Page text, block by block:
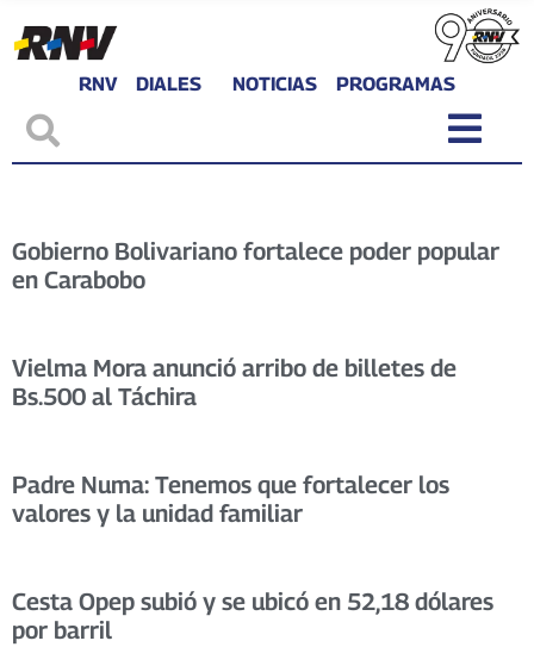
RNV DIALES NOTICIAS PROGRAMAS
Gobierno Bolivariano fortalece poder popular
en Carabobo
Vielma Mora anunció arribo de billetes de
Bs.500 al Táchira
Padre Numa: Tenemos que fortalecer los
valores y la unidad familiar
Cesta Opep subió y se ubicó en 52,18 dólares
por barril